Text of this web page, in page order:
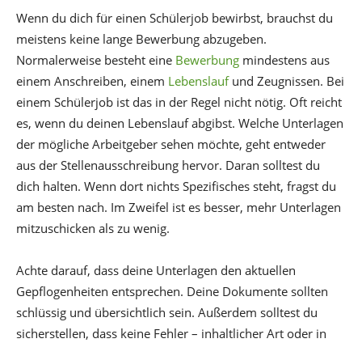
Wenn du dich für einen Schülerjob bewirbst, brauchst du
meistens keine lange Bewerbung abzugeben.
Normalerweise besteht eine Bewerbung mindestens aus
einem Anschreiben, einem Lebenslaufund Zeugnissen. Bei
einem Schülerjob ist das in der Regel nicht nötig. Oft reicht
es, wenn du deinen Lebenslauf abgibst. Welche Unterlagen
der mögliche Arbeitgeber sehen möchte, geht entweder
aus der Stellenausschreibung hervor. Daran solltest du
dich halten. Wenn dort nichts Spezifisches steht, fragst du
am besten nach. Im Zweifel ist es besser, mehr Unterlagen
mitzuschicken als zu wenig.
Achte darauf, dass deine Unterlagen den aktuellen
Gepflogenheiten entsprechen. Deine Dokumente sollten
schlüssig und übersichtlich sein. Außerdem solltest du
sicherstellen, dass keine Fehler – inhaltlicher Art oder in